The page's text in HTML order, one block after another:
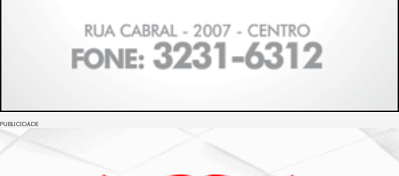
PUBLICIDADE